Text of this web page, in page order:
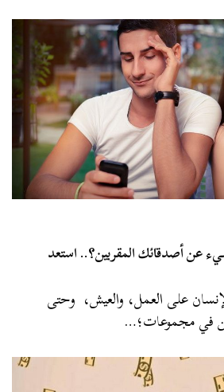
عن أصدقائك المقربين؟.. استعد
على العمل، والعيش، وحتى
في مجموعات؛…